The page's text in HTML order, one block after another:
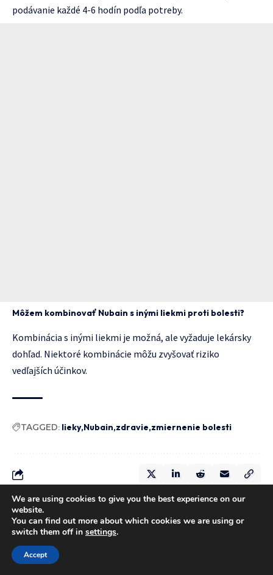
podávanie každé 4-6 hodín podľa potreby.
Môžem kombinovať Nubain s inými liekmi proti bolesti?
Kombinácia s inými liekmi je možná, ale vyžaduje lekársky
dohľad. Niektoré kombinácie môžu zvyšovať riziko
vedľajších účinkov.
TAGGED: lieky Nubain zdravie zmiernenie bolesti
We are using cookies to give you the best experience on our
website.
You can find out more about which cookies we are using or
switch them off in settings.
Accept